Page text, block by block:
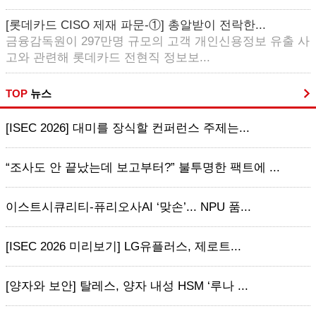
[롯데카드 CISO 제재 파문-①] 총알받이 전락한...
금융감독원이 297만명 규모의 고객 개인신용정보 유출 사
고와 관련해 롯데카드 전현직 정보보...
TOP 뉴스
[ISEC 2026] 대미를 장식할 컨퍼런스 주제는...
“조사도 안 끝났는데 보고부터?” 불투명한 팩트에 ...
이스트시큐리티-퓨리오사AI ‘맞손’... NPU 품...
[ISEC 2026 미리보기] LG유플러스, 제로트...
[양자와 보안] 탈레스, 양자 내성 HSM ‘루나 ...